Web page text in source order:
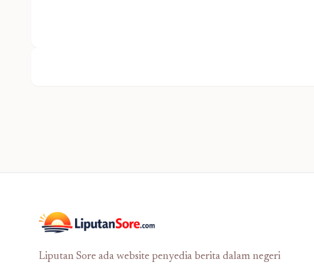
Liputan Sore ada website penyedia berita dalam negeri